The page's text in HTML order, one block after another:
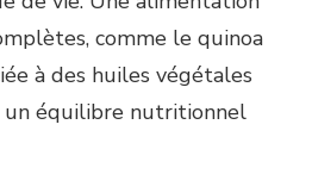
comme le quinoa
à des huiles végétales
un équilibre nutritionnel